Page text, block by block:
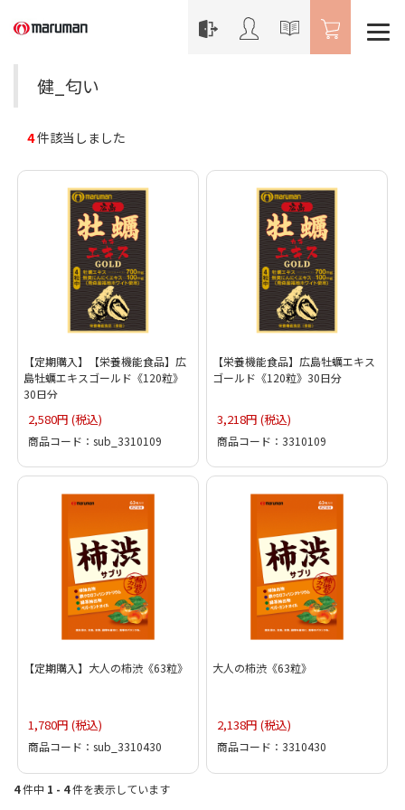
健_匂い
4件該当しました
【定期購入】【栄養機能食品】広
島牡蠣エキスゴールド《120粒》
30日分
2,580円 (税込)
商品コード：sub_3310109
【栄養機能食品】広島牡蠣エキス
ゴールド《120粒》30日分
3,218円 (税込)
商品コード：3310109
【定期購入】大人の柿渋《63粒》
1,780円 (税込)
商品コード：sub_3310430
大人の柿渋《63粒》
2,138円 (税込)
商品コード：3310430
4件中 1 - 4件を表示しています